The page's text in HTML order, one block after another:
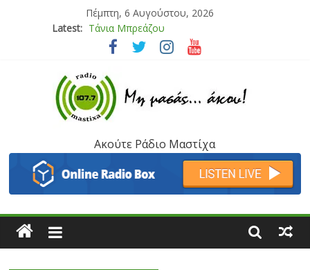
Πέμπτη, 6 Αυγούστου, 2026
Latest: Τάνια Μπρεάζου
Bliss
Μάνος Τρυπιάς & Γιώργος Στρατάκης
Ιορδάνης Αγαπητός
Μαριάννα Μασάδη
Ακούτε Ράδιο Μαστίχα